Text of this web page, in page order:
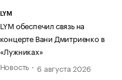
LYM
LYM обеспечил связь на
концерте Вани Дмитриенко в
«Лужниках»
Новость
6 августа 2026